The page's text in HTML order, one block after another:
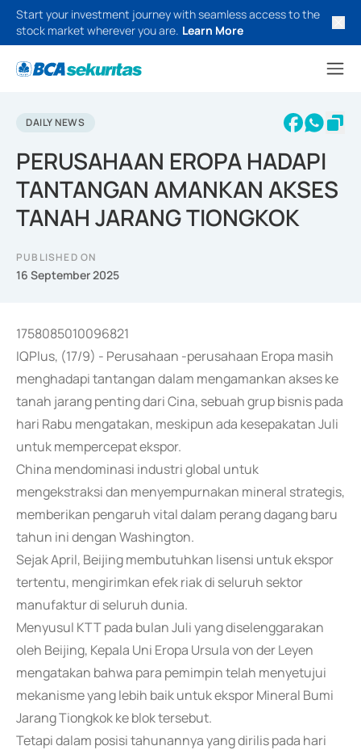
Start your investment journey with seamless access to the
stock market wherever you are. Learn More
DAILY NEWS
PERUSAHAAN EROPA HADAPI
TANTANGAN AMANKAN AKSES
TANAH JARANG TIONGKOK
PUBLISHED ON
16 September 2025
1758085010096821
IQPlus, (17/9) - Perusahaan -perusahaan Eropa masih
menghadapi tantangan dalam mengamankan akses ke
tanah jarang penting dari Cina, sebuah grup bisnis pada
hari Rabu mengatakan, meskipun ada kesepakatan Juli
untuk mempercepat ekspor.
China mendominasi industri global untuk
mengekstraksi dan menyempurnakan mineral strategis,
memberikan pengaruh vital dalam perang dagang baru
tahun ini dengan Washington.
Sejak April, Beijing membutuhkan lisensi untuk ekspor
tertentu, mengirimkan efek riak di seluruh sektor
manufaktur di seluruh dunia.
Menyusul KTT pada bulan Juli yang diselenggarakan
oleh Beijing, Kepala Uni Eropa Ursula von der Leyen
mengatakan bahwa para pemimpin telah menyetujui
mekanisme yang lebih baik untuk ekspor Mineral Bumi
Jarang Tiongkok ke blok tersebut.
Tetapi dalam posisi tahunannya yang dirilis pada hari